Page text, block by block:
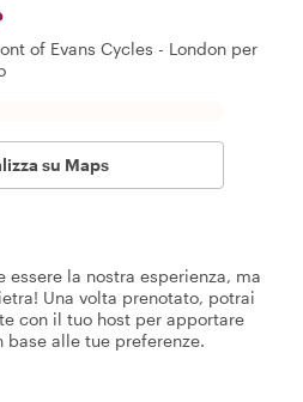
of Evans Cycles - London per
su Maps
essere la nostra esperienza, ma
Una volta prenotato, potrai
con il tuo host per apportare
alle tue preferenze.